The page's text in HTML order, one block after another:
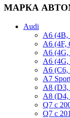
МАРКА
Audi
A6 (4B,
A6 (4F,
A6 (4G,
A6 (4G,
A6 (C6,
A7
A8 (D3,
A8 (D4,
Q7 с
Q7 с